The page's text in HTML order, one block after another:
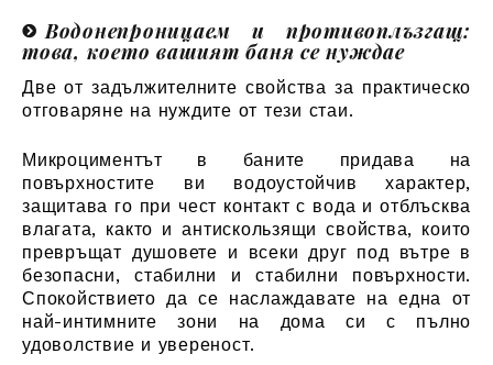
Водонепроницаем и противоплъзгащ:
това, което вашият баня се нуждае
Две от задължителните свойства за практическо
отговаряне на нуждите от тези стаи.
Микроциментът в баните придава на
повърхностите ви водоустойчив характер,
защитава го при чест контакт с вода и отблъсква
влагата, както и антискользящи свойства, които
превръщат душовете и всеки друг под вътре в
безопасни, стабилни и стабилни повърхности.
Спокойствието да се наслаждавате на една от
най-интимните зони на дома си с пълно
удоволствие и увереност.